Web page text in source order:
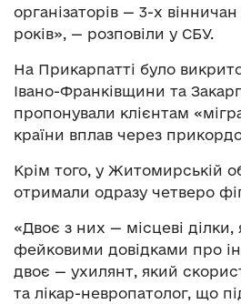
організаторів — 3-х вінничан
років», — розповіли у СБУ.
На Прикарпатті було
Івано-Франківщини та
пропонували клієнтам
країни вплав через
Крім того, у Житомирській
отримали одразу четверо
«Двоє з них — місцеві ділки,
фейковими довідками про
двоє — ухилянт, який
та лікар-невропатолог, що